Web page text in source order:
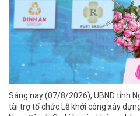
Sáng nay (07/8/2026), UBND tỉnh
tài trợ tổ chức Lễ khởi công xây